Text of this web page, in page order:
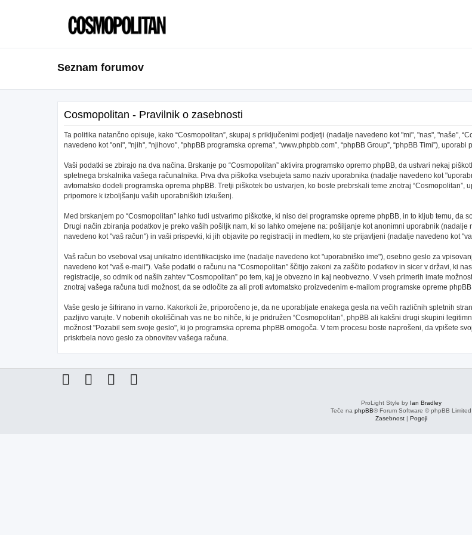
Seznam forumov
Cosmopolitan - Pravilnik o zasebnosti
Ta politika natančno opisuje, kako “Cosmopolitan”, skupaj s priključenimi podjetji (nadalje navedeno kot "mi", "nas", "naše",
navedeno kot "oni", "njih", "njihovo", "phpBB programska oprema", “www.phpbb.com”, “phpBB Group”, “phpBB Timi”),
Vaši podatki se zbirajo na dva načina. Brskanje po “Cosmopolitan” aktivira programsko opremo phpBB, da ustvari nekaj
spletnega brskalnika vašega računalnika. Prva dva piškotka vsebujeta samo naziv uporabnika (nadalje navedeno kot
avtomatsko dodeli programska oprema phpBB. Tretji piškotek bo ustvarjen, ko boste prebrskali teme znotraj
pripomore k izboljšanju vaših uporabniških izkušenj.
Med brskanjem po “Cosmopolitan” lahko tudi ustvarimo piškotke, ki niso del programske opreme phpBB, in to kljub temu,
Drugi način zbiranja podatkov je preko vaših pošiljk nam, ki so lahko omejene na: pošiljanje kot anonimni uporabnik
navedeno kot "vaš račun") in vaši prispevki, ki jih objavite po registraciji in medtem, ko ste prijavljeni (nadalje navedeno kot
Vaš račun bo vseboval vsaj unikatno identifikacijsko ime (nadalje navedeno kot "uporabniško ime"), osebno geslo za
navedeno kot "vaš e-mail"). Vaše podatki o računu na “Cosmopolitan” ščitijo zakoni za zaščito podatkov in sicer v državi, ki
registracije, so odmik od naših zahtev “Cosmopolitan” po tem, kaj je obvezno in kaj neobvezno. V vseh primerih imate
znotraj vašega računa tudi možnost, da se odločite za ali proti avtomatsko proizvedenim e-mailom programske opreme
Vaše geslo je šifrirano in varno. Kakorkoli že, priporočeno je, da ne uporabljate enakega gesla na večih različnih spletnih
pazljivo varujte. V nobenih okoliščinah vas ne bo nihče, ki je pridružen “Cosmopolitan”, phpBB ali kakšni drugi skupini
možnost "Pozabil sem svoje geslo", ki jo programska oprema phpBB omogoča. V tem procesu boste naprošeni, da vpišete
priskrbela novo geslo za obnovitev vašega računa.
ProLight Style by Ian Bradley
Teče na phpBB® Forum Software © phpBB Limited
Zasebnost| Pogoji